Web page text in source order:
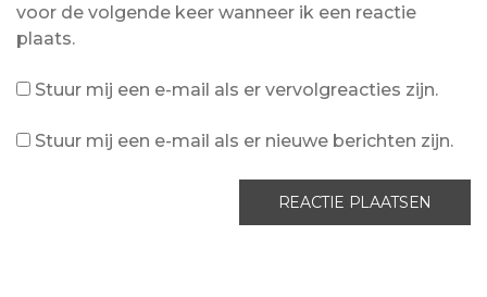
voor de volgende keer wanneer ik een reactie
plaats.
Stuur mij een e-mail als er vervolgreacties zijn.
Stuur mij een e-mail als er nieuwe berichten zijn.